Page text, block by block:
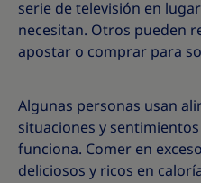
serie de televisión en
necesitan. Otros pueden
apostar o comprar para
Algunas personas usan
situaciones y
funciona. Comer en
deliciosos y ricos en